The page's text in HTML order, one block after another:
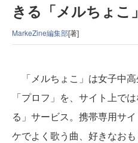
きる「メルちょこ」
MarkeZine編集部[著]
「メルちょこ」は女子中
「プロフ」を、サイト上で
る」サービス。携帯専用サ
ケでよく歌う曲、好きなお